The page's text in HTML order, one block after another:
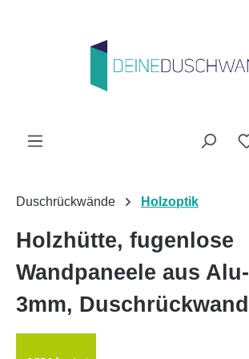
Duschrückwände Holzoptik
Holzhütte, fugenlose
Wandpaneele aus
3mm, Duschrückwand